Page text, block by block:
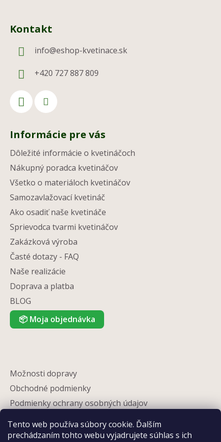
Tento web používa súbory cookie. Ďalším
prechádzaním tohto webu vyjadrujete súhlas s ich
Kontakt
info@eshop-kvetinace.sk
+420 727 887 809
Informácie pre vás
Dôležité informácie o kvetináčoch
Nákupný poradca kvetináčov
Všetko o materiáloch kvetináčov
Samozavlažovací kvetináč
Ako osadiť naše kvetináče
Sprievodca tvarmi kvetináčov
Zakázková výroba
Časté dotazy - FAQ
Naše realizácie
Doprava a platba
BLOG
📦 Moja objednávka
Možnosti dopravy
Obchodné podmienky
Podmienky ochrany osobných údajov
Partneri